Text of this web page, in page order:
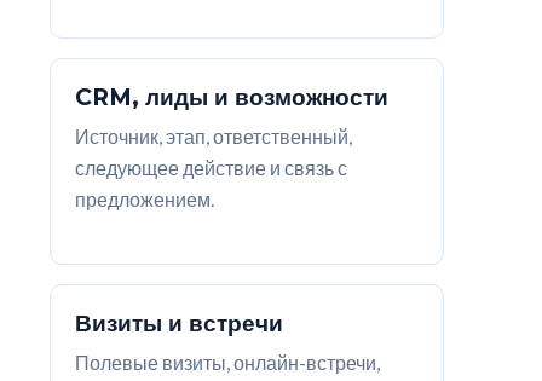
CRM, лиды и возможности
Источник, этап, ответственный,
следующее действие и связь с
предложением.
Визиты и встречи
Полевые визиты, онлайн-встречи,